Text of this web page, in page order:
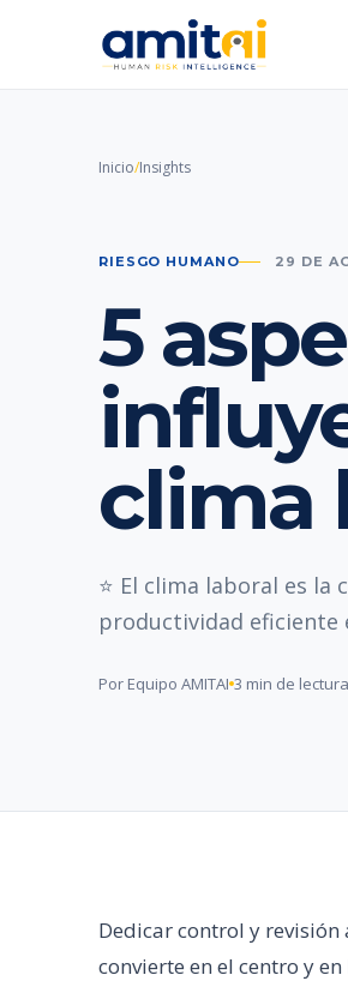
Inicio/Insights
RIESGO HUMANO 29 DE
5
clima
⭐ El clima laboral es
productividad eficiente
Por Equipo AMITAI 3 min de lectura
Dedicar control y
convierte en el centro y